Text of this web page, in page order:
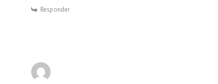
Responder